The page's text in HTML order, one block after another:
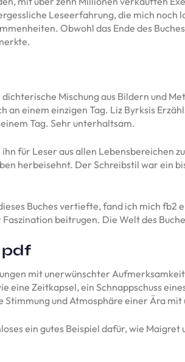
Leseerfahrung, die mich
Obwohl das Ende des
Mischung aus Bildern und
einem einzigen Tag. Liz Byrksis
Tag. Sehr unterhaltsam.
für Leser aus allen Lebensbereichen
herbeisehnt. Der Schreibstil war ein
Buches vertiefte, fand ich mich
beitrugen. Die Welt des
pdf
mit unerwünschter
eine Zeitkapsel, ein Schnappschuss
Stimmung und Atmosphäre einer Ära
ein gutes Beispiel dafür, wie